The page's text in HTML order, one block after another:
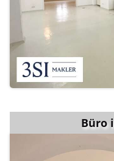
Büro